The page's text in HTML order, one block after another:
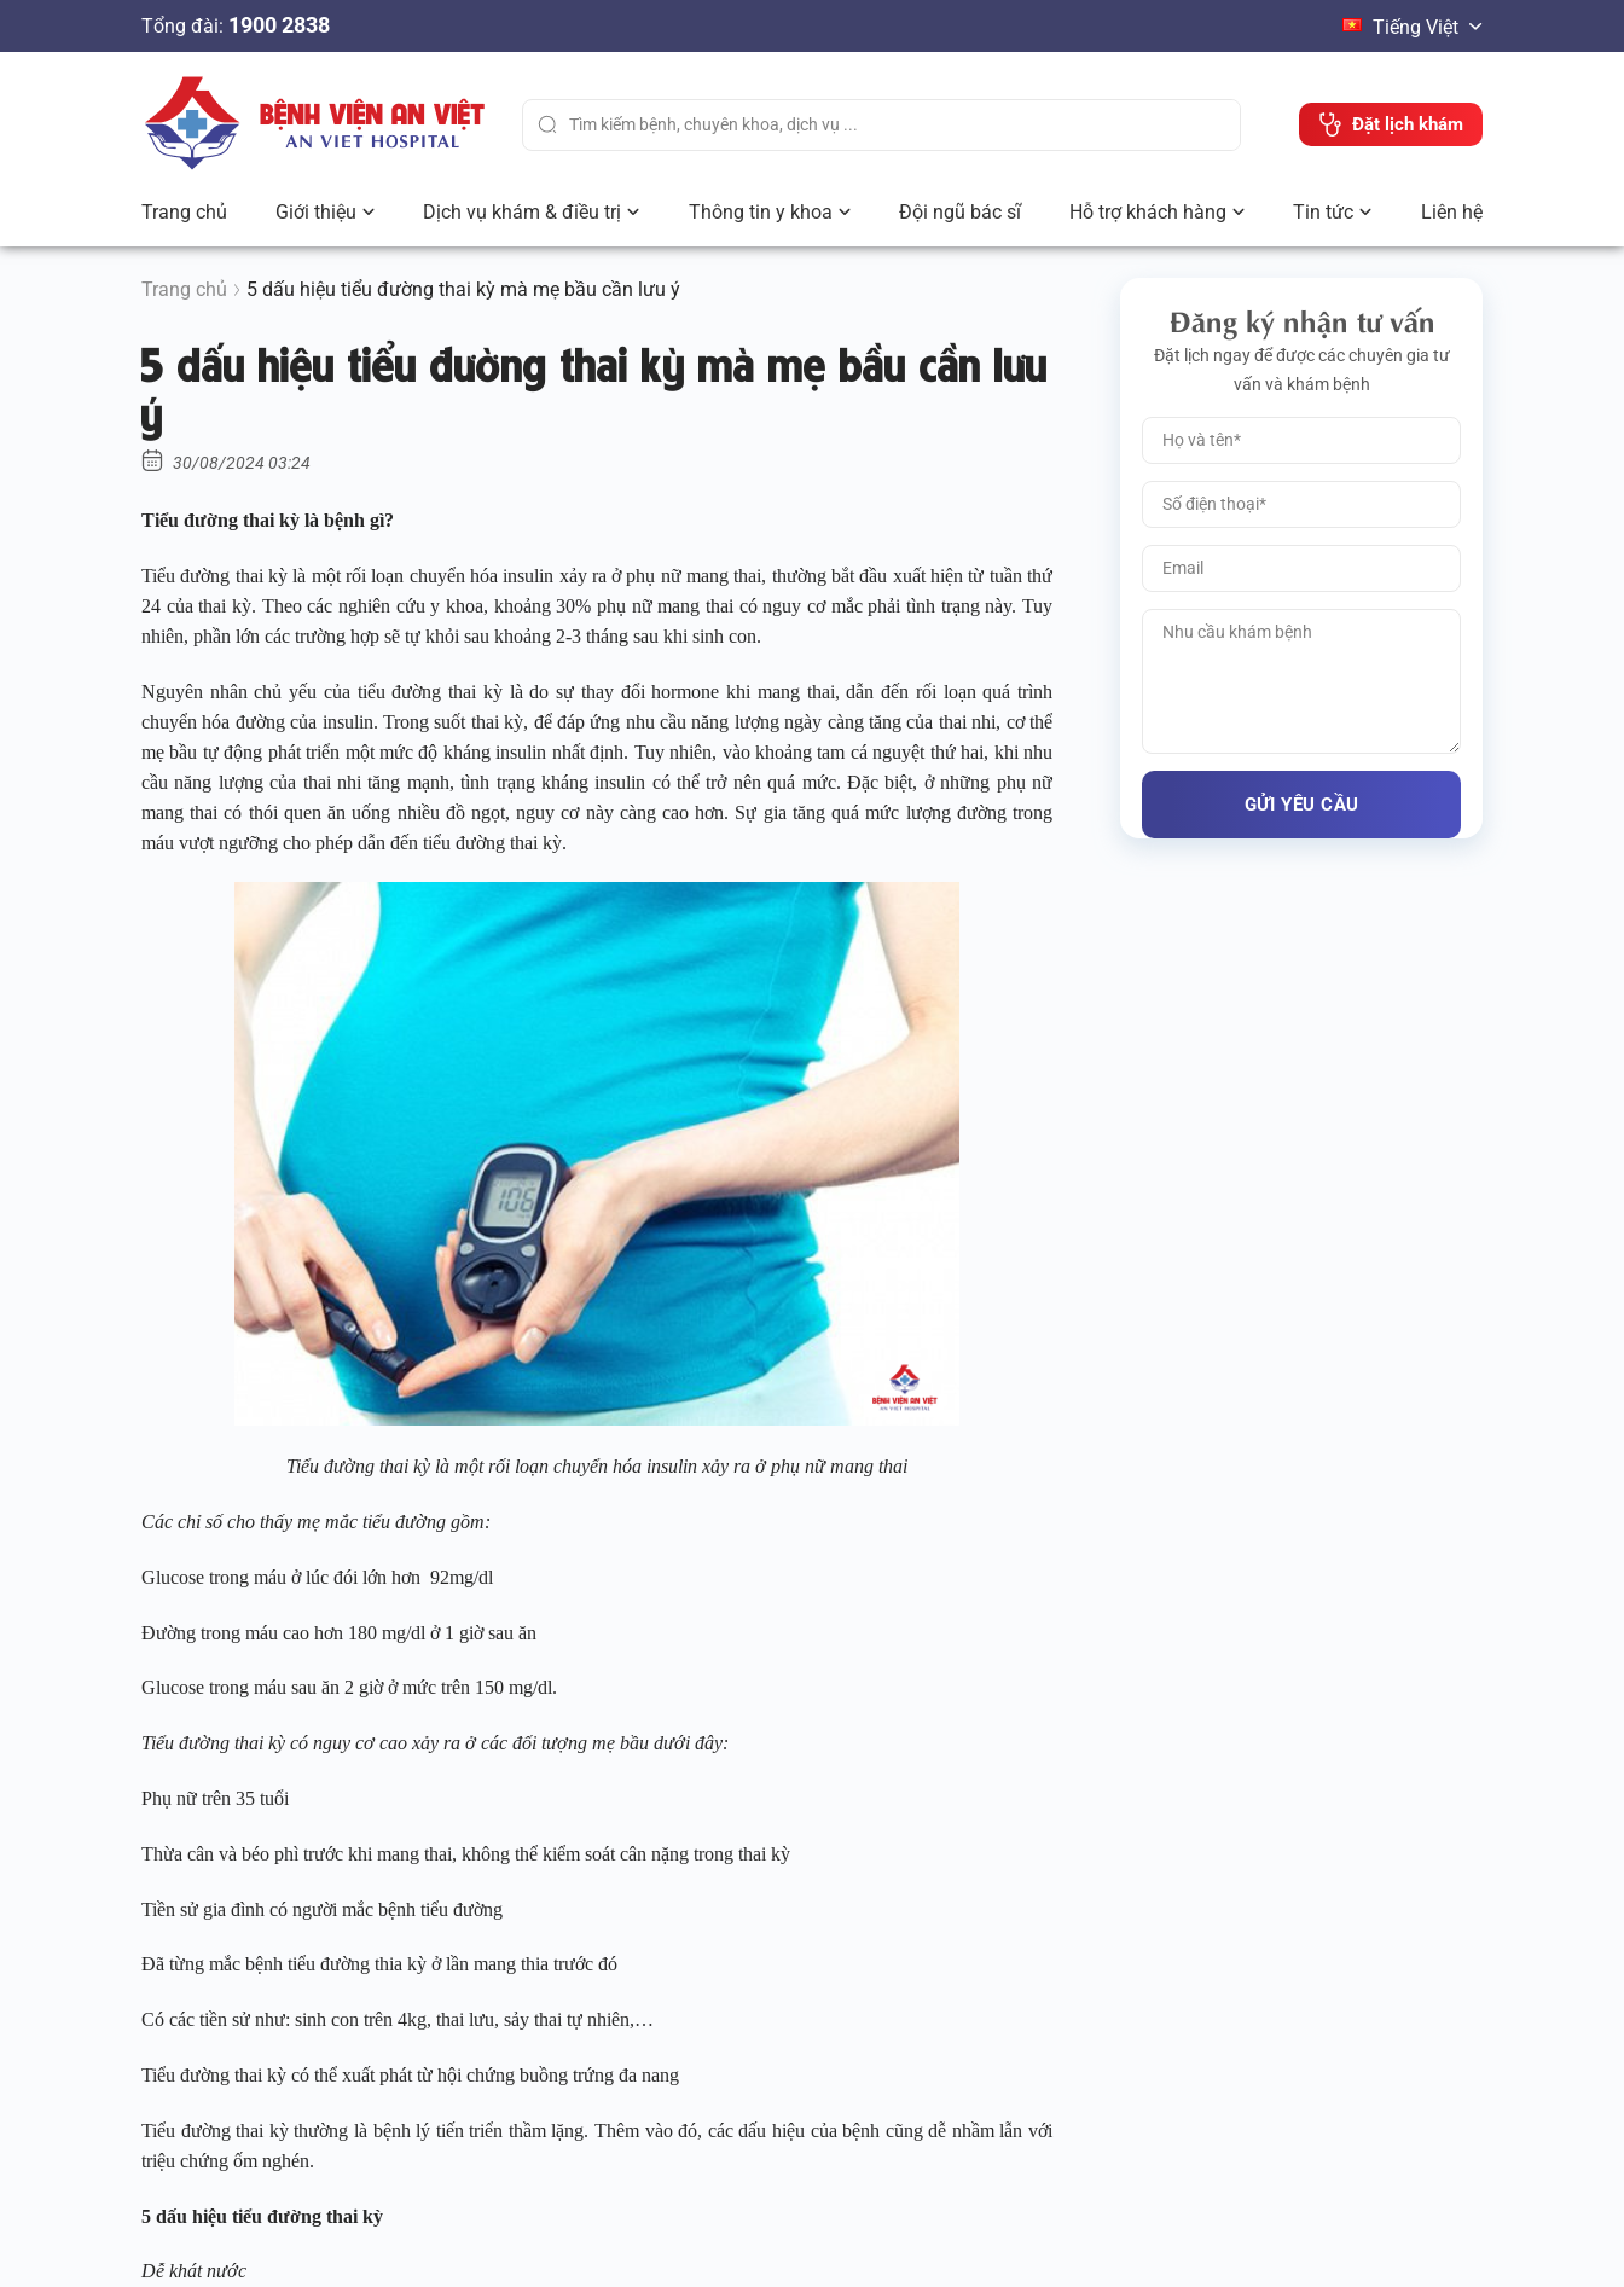
n
Tổng đài: 1900 2838 Tiếng Việt
Đặt lịch khám
Trang chủ Giới thiệu Dịch vụ khám & điều trị Thông tin y khoa Đội ngũ bác sĩ Hỗ trợ khách hàng Tin tức Liên hệ
Trang chủ 5 dấu hiệu tiểu đường thai kỳ mà mẹ bầu cần lưu ý
5 dấu hiệu tiểu đường thai kỳ mà mẹ bầu cần lưu
ý
30/08/2024 03:24
Tiểu đường thai kỳ là bệnh gì?
Tiểu đường thai kỳ là một rối loạn chuyển hóa insulin xảy ra ở phụ nữ mang thai, thường bắt đầu xuất hiện từ tuần thứ
24 của thai kỳ. Theo các nghiên cứu y khoa, khoảng 30% phụ nữ mang thai có nguy cơ mắc phải tình trạng này. Tuy
nhiên, phần lớn các trường hợp sẽ tự khỏi sau khoảng 2-3 tháng sau khi sinh con.
Nguyên nhân chủ yếu của tiểu đường thai kỳ là do sự thay đổi hormone khi mang thai, dẫn đến rối loạn quá trình
chuyển hóa đường của insulin. Trong suốt thai kỳ, để đáp ứng nhu cầu năng lượng ngày càng tăng của thai nhi, cơ thể
mẹ bầu tự động phát triển một mức độ kháng insulin nhất định. Tuy nhiên, vào khoảng tam cá nguyệt thứ hai, khi nhu
cầu năng lượng của thai nhi tăng mạnh, tình trạng kháng insulin có thể trở nên quá mức. Đặc biệt, ở những phụ nữ
mang thai có thói quen ăn uống nhiều đồ ngọt, nguy cơ này càng cao hơn. Sự gia tăng quá mức lượng đường trong
máu vượt ngưỡng cho phép dẫn đến tiểu đường thai kỳ.
Tiểu đường thai kỳ là một rối loạn chuyển hóa insulin xảy ra ở phụ nữ mang thai
Các chỉ số cho thấy mẹ mắc tiểu đường gồm:
Glucose trong máu ở lúc đói lớn hơn 92mg/dl
Đường trong máu cao hơn 180 mg/dl ở 1 giờ sau ăn
Glucose trong máu sau ăn 2 giờ ở mức trên 150 mg/dl.
Tiểu đường thai kỳ có nguy cơ cao xảy ra ở các đối tượng mẹ bầu dưới đây:
Phụ nữ trên 35 tuổi
Thừa cân và béo phì trước khi mang thai, không thể kiểm soát cân nặng trong thai kỳ
Tiền sử gia đình có người mắc bệnh tiểu đường
Đã từng mắc bệnh tiểu đường thia kỳ ở lần mang thia trước đó
Có các tiền sử như: sinh con trên 4kg, thai lưu, sảy thai tự nhiên,…
Tiểu đường thai kỳ có thể xuất phát từ hội chứng buồng trứng đa nang
Tiểu đường thai kỳ thường là bệnh lý tiến triển thầm lặng. Thêm vào đó, các dấu hiệu của bệnh cũng dễ nhầm lẫn với
triệu chứng ốm nghén.
5 dấu hiệu tiểu đường thai kỳ
Dễ khát nước
Đăng ký nhận tư vấn
Đặt lịch ngay để được các chuyên gia tư
vấn và khám bệnh